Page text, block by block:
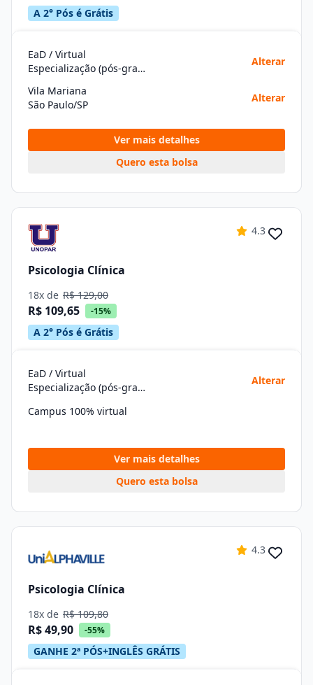
A 2° Pós é Grátis
EaD / Virtual
Especialização (pós-graduação)
Alterar
Vila Mariana
São Paulo/SP
Alterar
Ver mais detalhes
Quero esta bolsa
4.3
Psicologia Clínica
18x de R$ 129,00
R$ 109,65 -15%
A 2° Pós é Grátis
EaD / Virtual
Especialização (pós-graduação)
Alterar
Campus 100% virtual
Ver mais detalhes
Quero esta bolsa
4.3
Psicologia Clínica
18x de R$ 109,80
R$ 49,90 -55%
GANHE 2ª PÓS+INGLÊS GRÁTIS